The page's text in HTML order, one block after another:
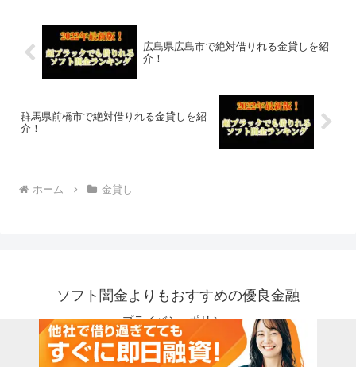
広島県広島市で絶対借りれる金貸しを紹
介！
群馬県前橋市で絶対借りれる金貸しを紹
介！
ホーム 金貸し
ソフト闇金よりもおすすめの優良金融
プライバシーポリシー
© 2018 ソフト闇金よりもおすすめの優良金融.